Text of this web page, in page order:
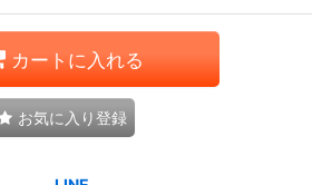
カートに入れる
お気に入り登録